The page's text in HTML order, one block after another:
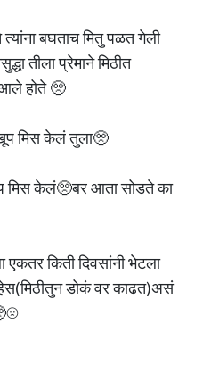
बघताच मितु पळत गेली
तीला प्रेमाने मिठीत
आले होते 🥺
मिस केलं तुला🥺
मिस केलं🥺बर आता सोडते का
एकतर किती दिवसांनी भेटला
डोकं वर काढत)असं